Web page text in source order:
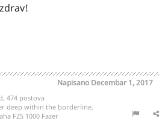
Napisano Decembar 1, 2017
474 postova
deep within the borderline.
FZS 1000 Fazer